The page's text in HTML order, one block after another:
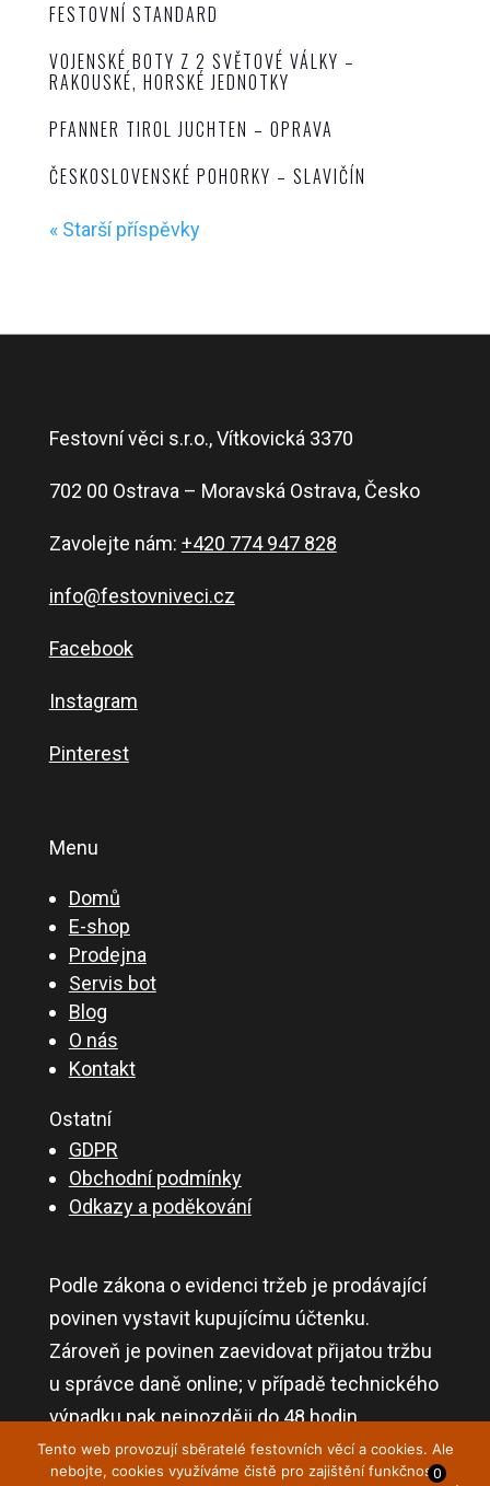
FESTOVNÍ STANDARD
VOJENSKÉ BOTY Z 2 SVĚTOVÉ VÁLKY –
RAKOUSKÉ, HORSKÉ JEDNOTKY
PFANNER TIROL JUCHTEN – OPRAVA
ČESKOSLOVENSKÉ POHORKY – SLAVIČÍN
« Starší příspěvky
Festovní věci s.r.o., Vítkovická 3370
702 00 Ostrava – Moravská Ostrava, Česko
Zavolejte nám: +420 774 947 828
info@festovniveci.cz
Facebook
Instagram
Pinterest
Menu
Domů
E-shop
Prodejna
Servis bot
Blog
O nás
Kontakt
Ostatní
GDPR
Obchodní podmínky
Odkazy a poděkování
Podle zákona o evidenci tržeb je prodávající
povinen vystavit kupujícímu účtenku.
Zároveň je povinen zaevidovat přijatou tržbu
u správce daně online; v případě technického
výpadku pak nejpozději do 48 hodin.
0
Tento web provozují sběratelé festovních věcí a cookies. Ale
nebojte, cookies využíváme čistě pro zajištění funkčnosti